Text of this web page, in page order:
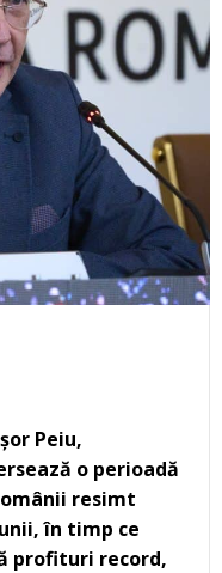
Peiu,
o perioadă
resimt
în timp ce
profituri record,